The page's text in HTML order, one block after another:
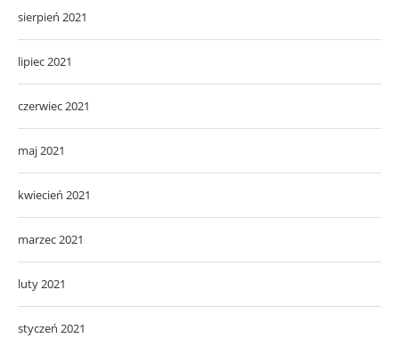
sierpień 2021
lipiec 2021
czerwiec 2021
maj 2021
kwiecień 2021
marzec 2021
luty 2021
styczeń 2021